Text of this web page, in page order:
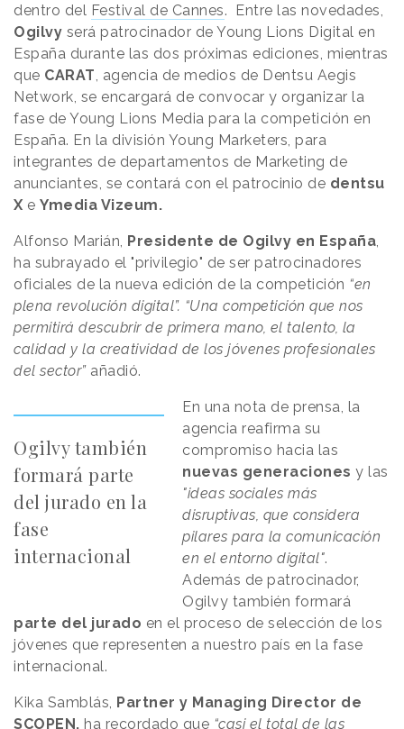
dentro del Festival de Cannes. Entre las novedades,
Ogilvy será patrocinador de Young Lions Digital en
España durante las dos próximas ediciones, mientras
que CARAT, agencia de medios de Dentsu Aegis
Network, se encargará de convocar y organizar la
fase de Young Lions Media para la competición en
España. En la división Young Marketers, para
integrantes de departamentos de Marketing de
anunciantes, se contará con el patrocinio de dentsu
X e Ymedia Vizeum.
Alfonso Marián, Presidente de Ogilvy en España,
ha subrayado el "privilegio" de ser patrocinadores
oficiales de la nueva edición de la competición “en
plena revolución digital”. “Una competición que nos
permitirá descubrir de primera mano, el talento, la
calidad y la creatividad de los jóvenes profesionales
del sector”añadió.
Ogilvy también
formará parte
del jurado en la
fase
internacional
En una nota de prensa, la
agencia reafirma su
compromiso hacia las
nuevas generaciones y las
"ideas sociales más
disruptivas, que considera
pilares para la comunicación
en el entorno digital".
Además de patrocinador,
Ogilvy también formará
parte del jurado en el proceso de selección de los
jóvenes que representen a nuestro país en la fase
internacional.
Kika Samblás, Partner y Managing Director de
SCOPEN, ha recordado que “casi el total de las